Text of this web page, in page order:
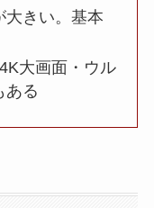
大きい。基本
大画面・ウル
ある